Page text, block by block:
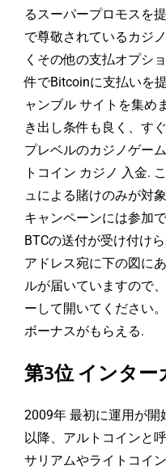
るスーパープロモスを
で尊敬されているカジ
くその他の支払オプシ
件でBitcoinに支払いを
ャンブル サイトを集め
き出し条件も良く、す
プレベルのカジノゲー
トコイン カジノ 入金.
ュによる賭けのみが対
キャンペーンには参加
BTCの送付が受け付け
アドレス宛に下の図に
ルが届いていますので
ーして開いてください
ボーナスがもらえる.
第3位 インター
2009年 最初に運用が
以降、アルトコインと
サリアムやライトコイ